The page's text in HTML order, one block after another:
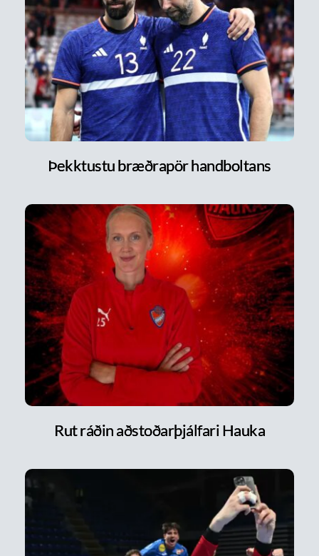
Þekktustu bræðrapör handboltans
Rut ráðin aðstoðarþjálfari Hauka